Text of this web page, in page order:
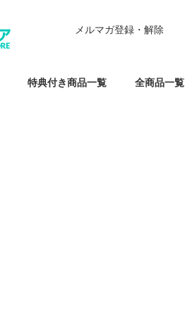
特典付き商品一覧 全商品一覧
メルマガ登録・解除